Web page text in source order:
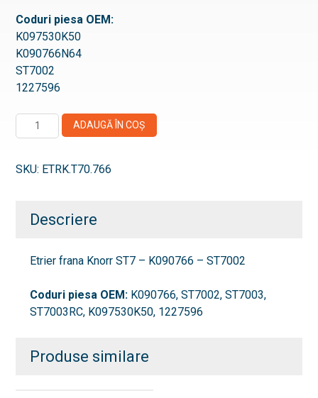
Coduri piesa OEM:
K097530K50
K090766N64
ST7002
1227596
Cantitate
Etrier
Knorr
K090766
ST7002
ADAUGĂ ÎN COȘ
SKU: ETRK.T70.766
Descriere
Etrier frana Knorr ST7 – K090766 – ST7002
Coduri piesa OEM: K090766, ST7002, ST7003,
ST7003RC, K097530K50, 1227596
Produse similare